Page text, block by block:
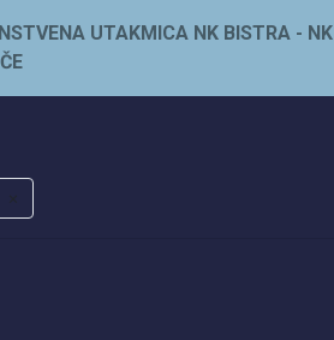
UTAKMICA NK BISTRA - NK
×